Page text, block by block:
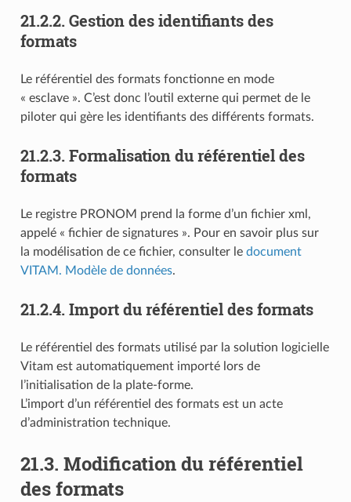
21.2.2. Gestion des identifiants des
formats
Le référentiel des formats fonctionne en mode
« esclave ». C’est donc l’outil externe qui permet de le
piloter qui gère les identifiants des différents formats.
21.2.3. Formalisation du référentiel des
formats
Le registre PRONOM prend la forme d’un fichier xml,
appelé « fichier de signatures ». Pour en savoir plus sur
la modélisation de ce fichier, consulter le document
VITAM. Modèle de données.
21.2.4. Import du référentiel des formats
Le référentiel des formats utilisé par la solution logicielle
Vitam est automatiquement importé lors de
l’initialisation de la plate-forme.
L’import d’un référentiel des formats est un acte
d’administration technique.
21.3. Modification du référentiel
des formats